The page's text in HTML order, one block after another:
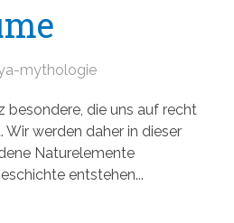
mythologie
besondere, die uns auf recht
werden daher in dieser
Naturelemente
entstehen...